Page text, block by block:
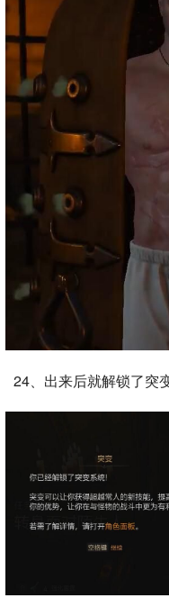
24、出来后就解锁了突